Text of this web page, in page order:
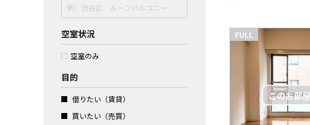
空室状況
空室のみ
目的
借りたい（賃貸）
買いたい（売買）
FULL